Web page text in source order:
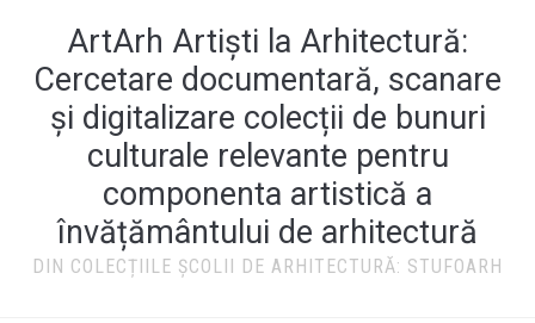
ArtArh Artiști la Arhitectură:
Cercetare documentară, scanare
și digitalizare colecții de bunuri
culturale relevante pentru
componenta artistică a
învățământului de arhitectură
DIN COLECȚIILE ȘCOLII DE ARHITECTURĂ: STUFOARH